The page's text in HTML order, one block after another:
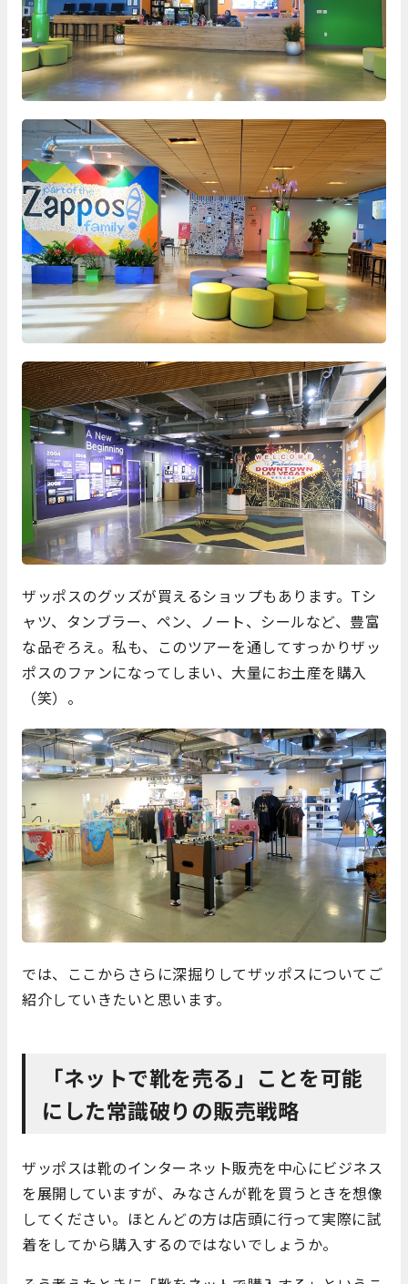
ザッポスのグッズが買えるショップもあります。Tシ
ャツ、タンブラー、ペン、ノート、シールなど、豊富
な品ぞろえ。私も、このツアーを通してすっかりザッ
ポスのファンになってしまい、大量にお土産を購入
（笑）。
では、ここからさらに深掘りしてザッポスについてご
紹介していきたいと思います。
「ネットで靴を売る」ことを可能
にした常識破りの販売戦略
ザッポスは靴のインターネット販売を中心にビジネス
を展開していますが、みなさんが靴を買うときを想像
してください。ほとんどの方は店頭に行って実際に試
着をしてから購入するのではないでしょうか。